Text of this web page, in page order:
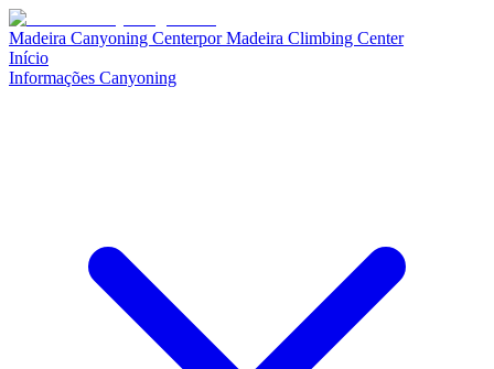
Madeira Canyoning CenterporMadeira Climbing Center
Início
Informações Canyoning